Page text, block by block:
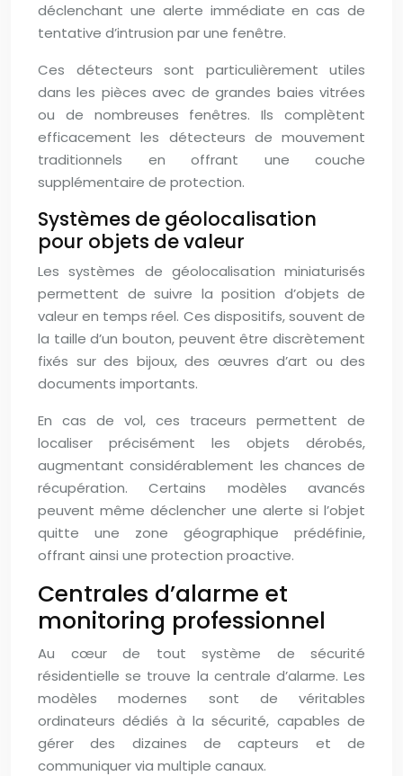
déclenchant une alerte immédiate en cas de
tentative d’intrusion par une fenêtre.
Ces détecteurs sont particulièrement utiles
dans les pièces avec de grandes baies vitrées
ou de nombreuses fenêtres. Ils complètent
efficacement les détecteurs de mouvement
traditionnels en offrant une couche
supplémentaire de protection.
Systèmes de géolocalisation
pour objets de valeur
Les systèmes de géolocalisation miniaturisés
permettent de suivre la position d’objets de
valeur en temps réel. Ces dispositifs, souvent de
la taille d’un bouton, peuvent être discrètement
fixés sur des bijoux, des œuvres d’art ou des
documents importants.
En cas de vol, ces traceurs permettent de
localiser précisément les objets dérobés,
augmentant considérablement les chances de
récupération. Certains modèles avancés
peuvent même déclencher une alerte si l’objet
quitte une zone géographique prédéfinie,
offrant ainsi une protection proactive.
Centrales d’alarme et
monitoring professionnel
Au cœur de tout système de sécurité
résidentielle se trouve la centrale d’alarme. Les
modèles modernes sont de véritables
ordinateurs dédiés à la sécurité, capables de
gérer des dizaines de capteurs et de
communiquer via multiple canaux.